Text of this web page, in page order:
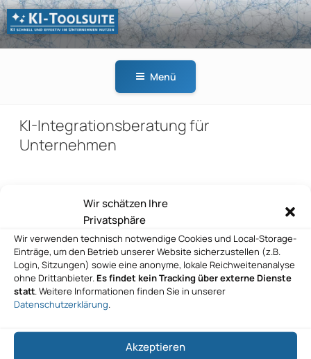
Wir schätzen Ihre
Privatsphäre
Wir verwenden technisch notwendige Cookies und Local-Storage-
Einträge, um den Betrieb unserer Website sicherzustellen (z.B.
Login, Sitzungen) sowie eine anonyme, lokale Reichweitenanalyse
ohne Drittanbieter. Es findet kein Tracking über externe Dienste
statt. Weitere Informationen finden Sie in unserer
Datenschutzerklärung.
Akzeptieren
Zum
Inhalt
springen
KI-
Menü
KI-Integrationsberatung für
Unternehmen
Beitragsnavigation
Beitrag
Was ist maschinelles Lernen?
Nächster
Beitrag
WEITER
Maschinelles Lernen im Marketing